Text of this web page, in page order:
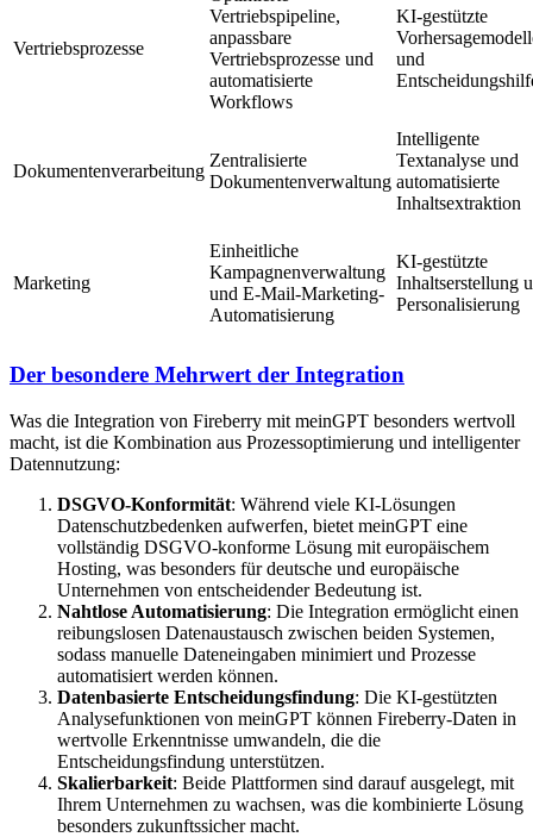
Vertriebsprozesse
Vertriebspipeline,
anpassbare
Vertriebsprozesse und
automatisierte
Workflows
KI-gestützte
und
Dokumentenverarbeitung
Zentralisierte
Dokumentenverwaltung
Intelligente
Textanalyse und
automatisierte
Inhaltsextraktion
Marketing
Einheitliche
Kampagnenverwaltung
und E-Mail-Marketing-
Automatisierung
KI-gestützte
Inhaltserstellung
Personalisierung
Der besondere Mehrwert der Integration
Was die Integration von Fireberry mit meinGPT besonders wertvoll
macht, ist die Kombination aus Prozessoptimierung und intelligenter
Datennutzung:
DSGVO-Konformität: Während viele KI-Lösungen
Datenschutzbedenken aufwerfen, bietet meinGPT eine
vollständig DSGVO-konforme Lösung mit europäischem
Hosting, was besonders für deutsche und europäische
Unternehmen von entscheidender Bedeutung ist.
Nahtlose Automatisierung: Die Integration ermöglicht einen
reibungslosen Datenaustausch zwischen beiden Systemen,
sodass manuelle Dateneingaben minimiert und Prozesse
automatisiert werden können.
Datenbasierte Entscheidungsfindung: Die KI-gestützten
Analysefunktionen von meinGPT können Fireberry-Daten in
wertvolle Erkenntnisse umwandeln, die die
Entscheidungsfindung unterstützen.
Skalierbarkeit: Beide Plattformen sind darauf ausgelegt, mit
Ihrem Unternehmen zu wachsen, was die kombinierte Lösung
besonders zukunftssicher macht.